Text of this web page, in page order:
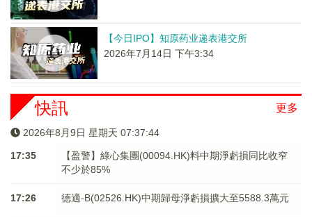
【今日IPO】知原药业递表港交所
2026年7月14日 下午3:34
更多
快訊
2026年8月9日 星期天 07:37:44
17:35
【盈警】綠心集團(00094.HK)料中期淨虧損同比收窄
不少於85%
17:26 德適-B(02526.HK)中期歸母淨虧損擴大至5588.3萬元